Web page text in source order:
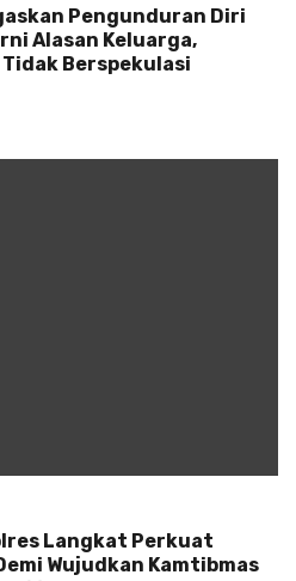
Pengunduran Diri
Alasan Keluarga,
Berspekulasi
Langkat Perkuat
Wujudkan Kamtibmas